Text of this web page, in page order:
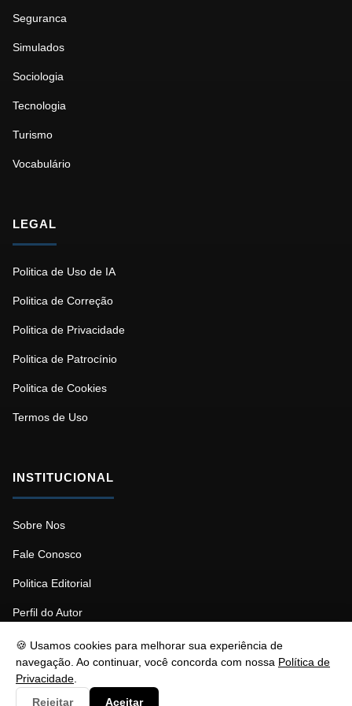
🍪 Usamos cookies para melhorar sua experiência de
navegação. Ao continuar, você concorda com nossa Política de
Privacidade
Rejeitar
Aceitar
Seguranca
Simulados
Sociologia
Tecnologia
Turismo
Vocabulário
LEGAL
Politica de Uso de IA
Politica de Correção
Politica de Privacidade
Politica de Patrocínio
Politica de Cookies
Termos de Uso
INSTITUCIONAL
Sobre Nos
Fale Conosco
Politica Editorial
Perfil do Autor
© 2026 Psicopedagogia. Todos os direitos reservados.